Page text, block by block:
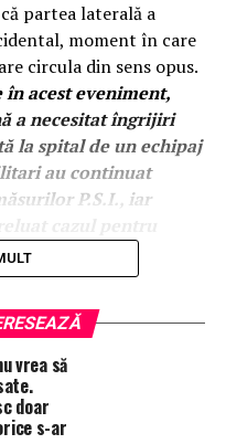
partea laterală a
moment în care
circula din sens opus.
acest eveniment,
a necesitat îngrijiri
la spital de un echipaj
au continuat
P.S.I., iar
OLTENI
OLTENI
vrea să
doar
s-ar